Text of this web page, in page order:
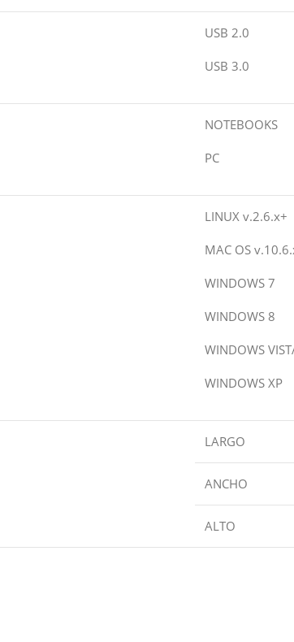
USB 2.0
USB 3.0
NOTEBOOKS
PC
LINUX v.2.6.x+
MAC OS
WINDOWS 7
WINDOWS 8
WINDOWS
WINDOWS XP
LARGO
ANCHO
ALTO